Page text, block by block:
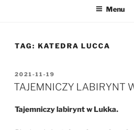
Menu
TAG: KATEDRA LUCCA
OPUBLIKOWANE
W
2021-11-19
TAJEMNICZY LABIRYNT
Tajemniczy labirynt w Lukka.